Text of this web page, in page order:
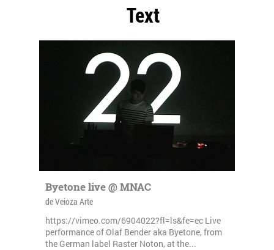
Text
Byetone live @ MNAC
de Veioza Arte
https://vimeo.com/6904022?fl=ls&fe=ec Live
performance of Olaf Bender aka Byetone, from
the German label Raster Noton, at the...